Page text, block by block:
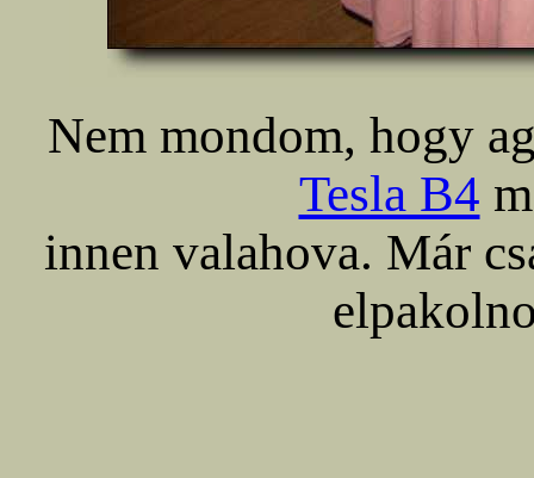
Nem mondom, hogy
Tesla B4
innen valahova. Már